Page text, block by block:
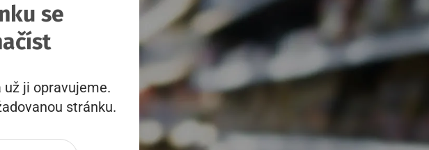
se
už ji opravujeme.
stránku.